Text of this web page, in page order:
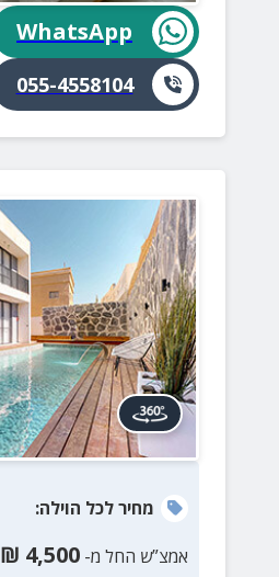
WhatsApp
055-4558104
מחירלכל הוילה:
אמצ”ש החל מ- 4,500
₪